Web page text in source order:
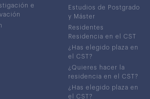
e
Estudios de Postgrado
y Máster
Residentes
Residencia en el CST
¿Has elegido plaza en
el CST?
¿Quieres hacer la
residencia en el CST?
¿Has elegido plaza en
el CST?